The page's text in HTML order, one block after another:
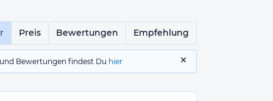
Preis Bewertungen Empfehlung
Bewertungen findest Du hier